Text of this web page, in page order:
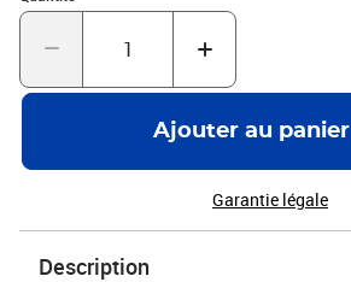
Ajouter au panier
Garantie légale
Description